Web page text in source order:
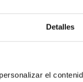
Detalles
el
cuando
verles
Ronaldo